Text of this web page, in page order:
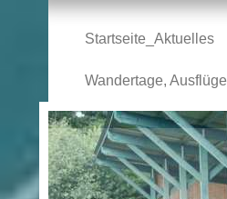
Startseite_Aktuelles
Wandertage, Ausflüge